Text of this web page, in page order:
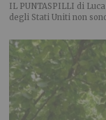
IL PUNTASPILLI di
degli Stati Uniti non